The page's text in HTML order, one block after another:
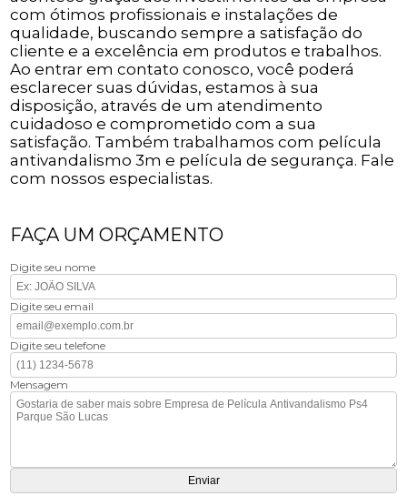
com ótimos profissionais e instalações de
qualidade, buscando sempre a satisfação do
cliente e a excelência em produtos e trabalhos.
Ao entrar em contato conosco, você poderá
esclarecer suas dúvidas, estamos à sua
disposição, através de um atendimento
cuidadoso e comprometido com a sua
satisfação. Também trabalhamos com película
antivandalismo 3m e película de segurança. Fale
com nossos especialistas.
FAÇA UM ORÇAMENTO
Digite seu nome
Digite seu email
Digite seu telefone
Mensagem